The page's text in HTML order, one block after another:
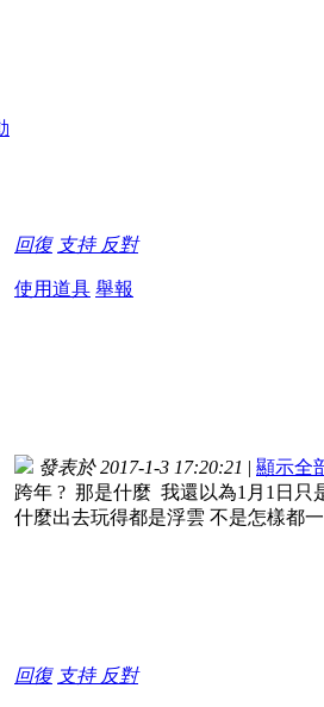
回復 支持 反對
使用道具 舉報
發表於 2017-1-3 17:20:21 | 顯示全
跨年 ? 那是什麼 我還以為1月1日只
什麼出去玩得都是浮雲 不是怎樣都
回復 支持 反對